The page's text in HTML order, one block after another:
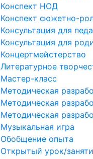
Конспект НОД
Конспект сюжетно-
Консультация для
Консультация для
Концертмейстерство
Литературное
Мастер-класс
Методическая
Методическая
Методическая
Музыкальная игра
Обобщение опыта
Открытый урок/